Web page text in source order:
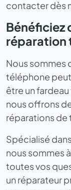
contacter dès
Bénéficiez
réparation
Nous sommes
téléphone
être un
nous offrons
réparations de
Spécialisé
nous sommes
toutes vos
un réparateur